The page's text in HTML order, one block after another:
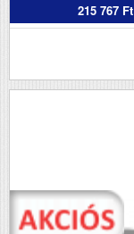
215 767 Ft